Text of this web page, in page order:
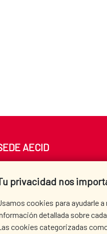
privacidad nos
cookies para ayudarle
detallada sobre
cookies categorizadas
AECID
+34 900 20 30 54​​​​​​​